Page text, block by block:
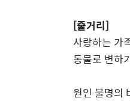
[줄거리]
사랑하는 가
동물로 변하
원인 불명의